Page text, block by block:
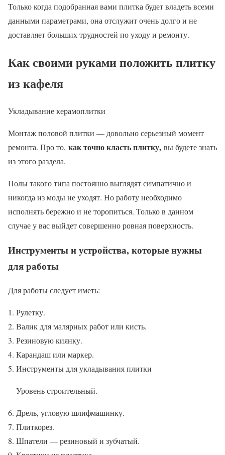
Только когда подобранная вами плитка будет владеть всеми
данными параметрами, она отслужит очень долго и не
доставляет больших трудностей по уходу и ремонту.
Как своими руками положить плитку
из кафеля
Укладывание керамоплитки
Монтаж половой плитки — довольно серьезный момент
ремонта. Про то, как точно класть плитку, вы будете знать
из этого раздела.
Полы такого типа постоянно выглядят симпатично и
никогда из моды не уходят. Но работу необходимо
исполнять бережно и не торопиться. Только в данном
случае у вас выйдет совершенно ровная поверхность.
Инструменты и устройства, которые нужны
для работы
Для работы следует иметь:
Рулетку.
Валик для малярных работ или кисть.
Резиновую киянку.
Карандаш или маркер.
Инструменты для укладывания плитки
Уровень строительный.
Дрель, угловую шлифмашинку.
Плиткорез.
Шпатели — резиновый и зубчатый.